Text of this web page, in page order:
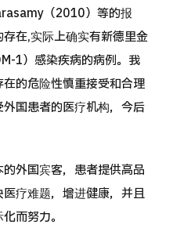
们
（2010）等的报
在,实际上确实有新德里金
1）感染疾病的病例。我
的危险性慎重接受和合理
国患者的医疗机构，今后
外国宾客，患者提供高品
疗难题，增进健康，并且
而努力。